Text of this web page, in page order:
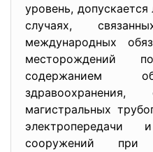
уровень,
случаях,
международных
месторождений
содержанием
здравоохранения,
магистральных
сооружений при